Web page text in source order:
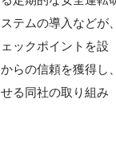
テムの導入などが、
ックポイントを設
らの信頼を獲得し、
る同社の取り組み